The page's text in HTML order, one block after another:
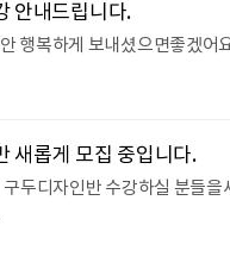
안내드립니다.
행복하게 보내셨으면좋겠어
새롭게 모집 중입니다.
두디자인반 수강하실 분들